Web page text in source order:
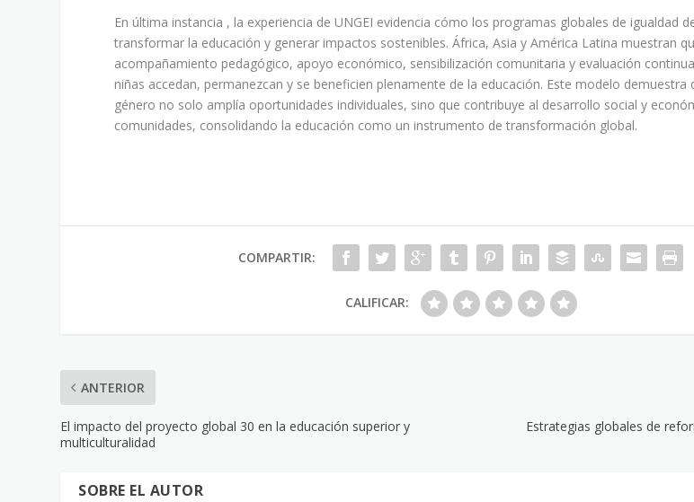
En última instancia , la experiencia de UNGEI evidencia cómo los programas globales de igualdad
transformar la educación y generar impactos sostenibles. África, Asia y América Latina muestran
acompañamiento pedagógico, apoyo económico, sensibilización comunitaria y evaluación
niñas accedan, permanezcan y se beneficien plenamente de la educación. Este modelo demuestra
género no solo amplía oportunidades individuales, sino que contribuye al desarrollo social y
comunidades, consolidando la educación como un instrumento de transformación global.
COMPARTIR:
CALIFICAR:
ANTERIOR
El impacto del proyecto global 30 en la educación superior y
multiculturalidad
Estrategias globales de
SOBRE EL AUTOR